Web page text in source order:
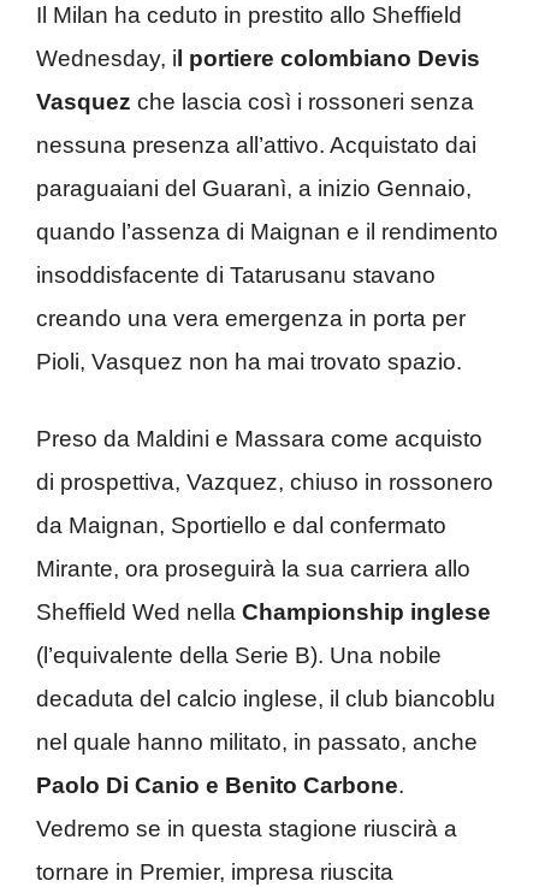
Il Milan ha ceduto in prestito allo Sheffield
Wednesday, il portiere colombiano Devis
Vasquez che lascia così i rossoneri senza
nessuna presenza all’attivo. Acquistato dai
paraguaiani del Guaranì, a inizio Gennaio,
quando l’assenza di Maignan e il rendimento
insoddisfacente di Tatarusanu stavano
creando una vera emergenza in porta per
Pioli, Vasquez non ha mai trovato spazio.
Preso da Maldini e Massara come acquisto
di prospettiva, Vazquez, chiuso in rossonero
da Maignan, Sportiello e dal confermato
Mirante, ora proseguirà la sua carriera allo
Sheffield Wed nella Championship inglese
(l’equivalente della Serie B). Una nobile
decaduta del calcio inglese, il club biancoblu
nel quale hanno militato, in passato, anche
Paolo Di Canio e Benito Carbone.
Vedremo se in questa stagione riuscirà a
tornare in Premier, impresa riuscita